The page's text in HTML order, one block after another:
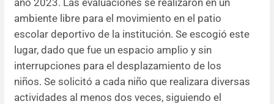
ambiente libre para el movimiento en el patio
escolar deportivo de la institución. Se escogió este
lugar, dado que fue un espacio amplio y sin
interrupciones para el desplazamiento de los
niños. Se solicitó a cada niño que realizara diversas
actividades al menos dos veces, siguiendo el